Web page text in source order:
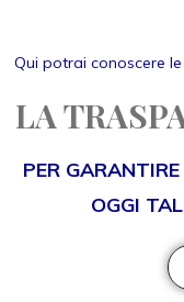
Qui potrai conoscere
LA
PER
OGGI